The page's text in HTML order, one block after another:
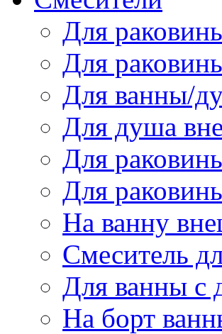
Для
Для
Для ванны/
Для душа
Для
Для
На ванну
Смеситель
Для ванны с
На борт